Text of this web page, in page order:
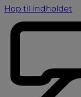
Hop til indholdet